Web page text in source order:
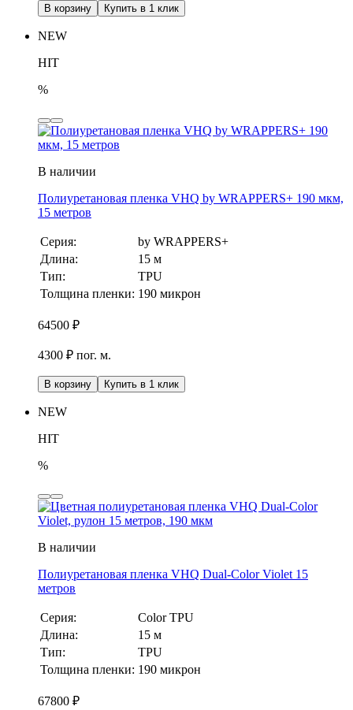
В корзину Купить в 1 клик
NEW
HIT
%
В наличии
Полиуретановая пленка VHQ by WRAPPERS+ 190 мкм,
15 метров
Серия:
by WRAPPERS+
Длина:
15 м
Тип:
TPU
Толщина пленки: 190 микрон
64500 ₽
4300 ₽ пог. м.
В корзину Купить в 1 клик
NEW
HIT
%
В наличии
Полиуретановая пленка VHQ Dual-Color Violet 15
метров
Серия:
Color TPU
Длина:
15 м
Тип:
TPU
Толщина пленки: 190 микрон
67800 ₽